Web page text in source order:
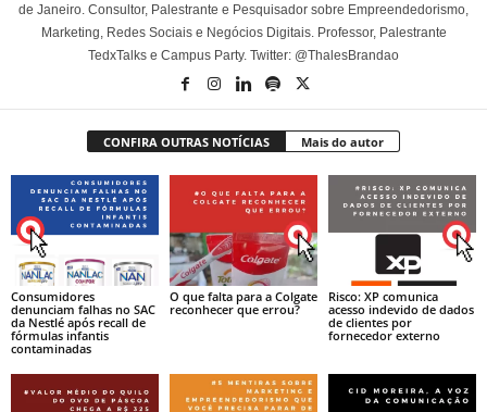
de Janeiro. Consultor, Palestrante e Pesquisador sobre Empreendedorismo,
Marketing, Redes Sociais e Negócios Digitais. Professor, Palestrante
TedxTalks e Campus Party. Twitter: @ThalesBrandao
CONFIRA OUTRAS NOTÍCIAS Mais do autor
Consumidores
denunciam falhas no SAC
da Nestlé após recall de
fórmulas infantis
contaminadas
O que falta para a Colgate
reconhecer que errou?
Risco: XP comunica
acesso indevido de dados
de clientes por
fornecedor externo